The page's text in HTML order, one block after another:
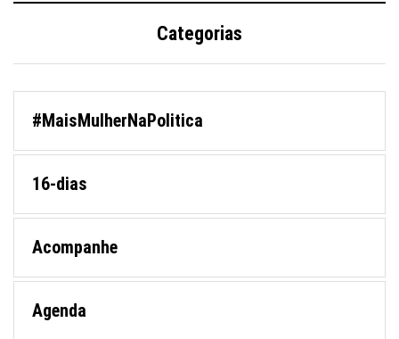
Categorias
#MaisMulherNaPolitica
16-dias
Acompanhe
Agenda